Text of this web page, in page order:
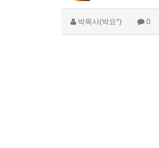
박목사(박요*) 0